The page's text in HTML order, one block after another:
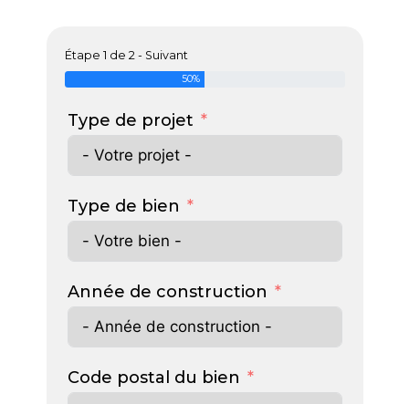
Étape 1 de 2 - Suivant
50%
Type de projet
Type de bien
Année de construction
Code postal du bien